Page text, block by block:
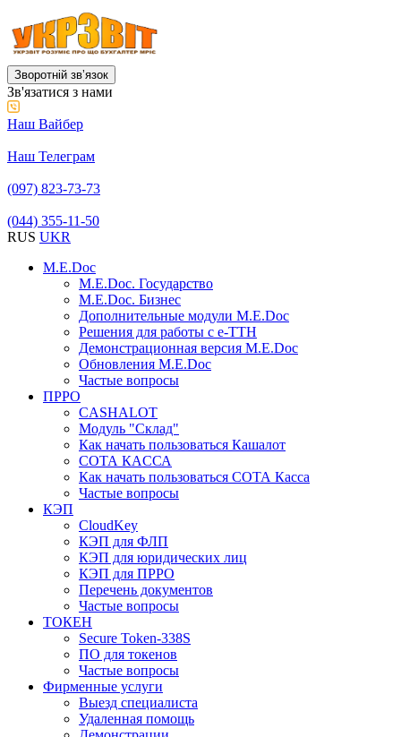
Зворотній звʼязок
Зв'язатися з нами
Наш Вайбер
Наш Телеграм
(097) 823-73-73
(044) 355-11-50
RUS UKR
M.E.Doc
M.E.Doc. Государство
M.E.Doc. Бизнес
Дополнительные модули M.E.Doc
Решения для работы с е-ТТН
Демонстрационная версия M.E.Doc
Обновления M.E.Doc
Частые вопросы
ПРРО
CASHALOT
Модуль "Склад"
Как начать пользоваться Кашалот
СОТА КАCСА
Как начать пользоваться СОТА Касса
Частые вопросы
КЭП
CloudKey
КЭП для ФЛП
КЭП для юридических лиц
КЭП для ПРРО
Перечень документов
Частые вопросы
ТОКЕН
Secure Token-338S
ПО для токенов
Частые вопросы
Фирменные услуги
Выезд специалиста
Удаленная помощь